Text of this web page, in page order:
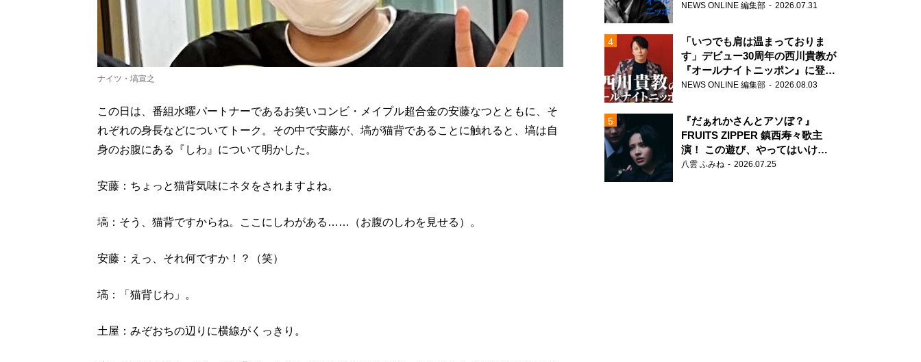
ナイツ・塙宣之
この日は、番組水曜パートナーであるお笑いコンビ・メイプル超合金の安藤なつとともに、そ
れぞれの身長などについてトーク。その中で安藤が、塙が猫背であることに触れると、塙は自
身のお腹にある『しわ』について明かした。
安藤：ちょっと猫背気味にネタをされますよね。
塙：そう、猫背ですからね。ここにしわがある……（お腹のしわを見せる）。
安藤：えっ、それ何ですか！？（笑）
塙：「猫背じわ」。
土屋：みぞおちの辺りに横線がくっきり。
NEWS ONLINE 編集部 2026.07.31
「いつでも肩は温まっておりま
す」デビュー30周年の西川貴教が
『オールナイトニッポン』に登
場！
NEWS ONLINE 編集部 2026.08.03
『だぁれかさんとアソぼ？』
FRUITS ZIPPER 鎮西寿々歌主
演！ この遊び、やってはいけま
せん。
八雲 ふみね 2026.07.25